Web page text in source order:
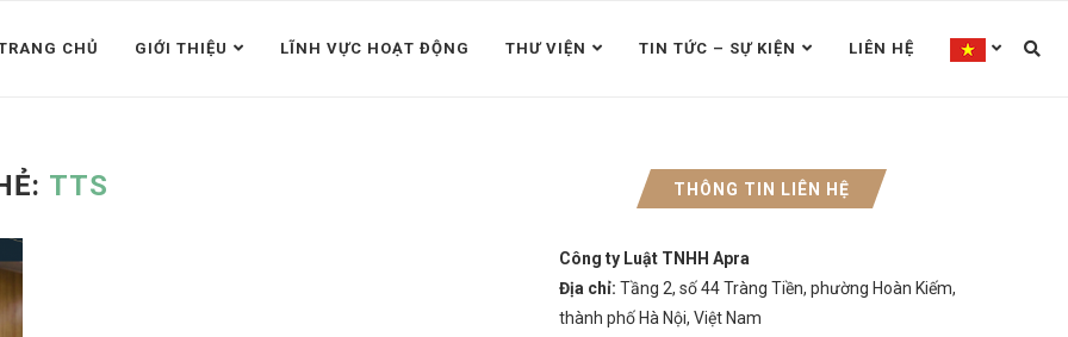
CHỦ GIỚI THIỆU LĨNH VỰC HOẠT ĐỘNG THƯ VIỆN TIN TỨC – SỰ KIỆN LIÊN HỆ
TTS THÔNG TIN LIÊN HỆ
Công ty Luật TNHH Apra
Địa chỉ: Tầng 2, số 44 Tràng Tiền, phường Hoàn Kiếm,
thành phố Hà Nội, Việt Nam